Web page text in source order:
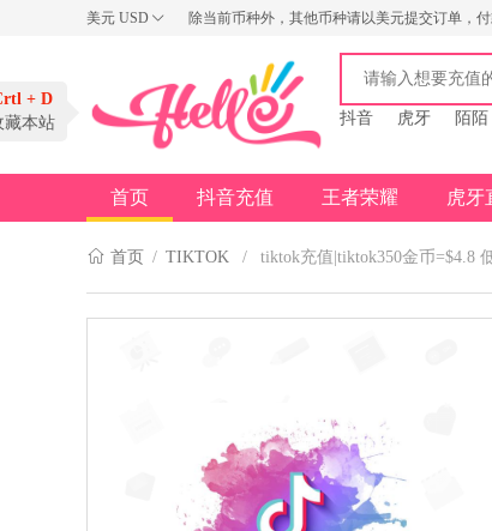
美元 USD
USD
NZD
除当前币种外，其他币种请以美元提交订单，付
+ D
本站
抖音 虎牙 陌陌
首页 抖音充值 王者荣耀 虎牙
首页 / TIKTOK / tiktok充值|tiktok350金币=$4.8